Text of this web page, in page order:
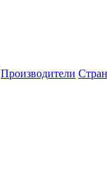
Производители